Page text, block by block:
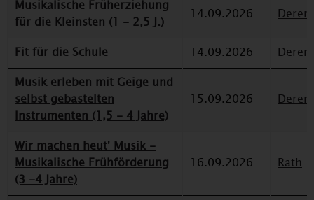
Musikalische Früherziehung
für die Kleinsten (1 - 2,5 J.)
14.09.2026
Fit für die Schule 14.09.2026
Musik erleben mit Geige und
selbst gebastelten
Instrumenten (1,5 - 4 Jahre)
15.09.2026
Wir machen heut' Musik -
Musikalische Frühförderung
(3 -4 Jahre)
16.09.2026 Rath